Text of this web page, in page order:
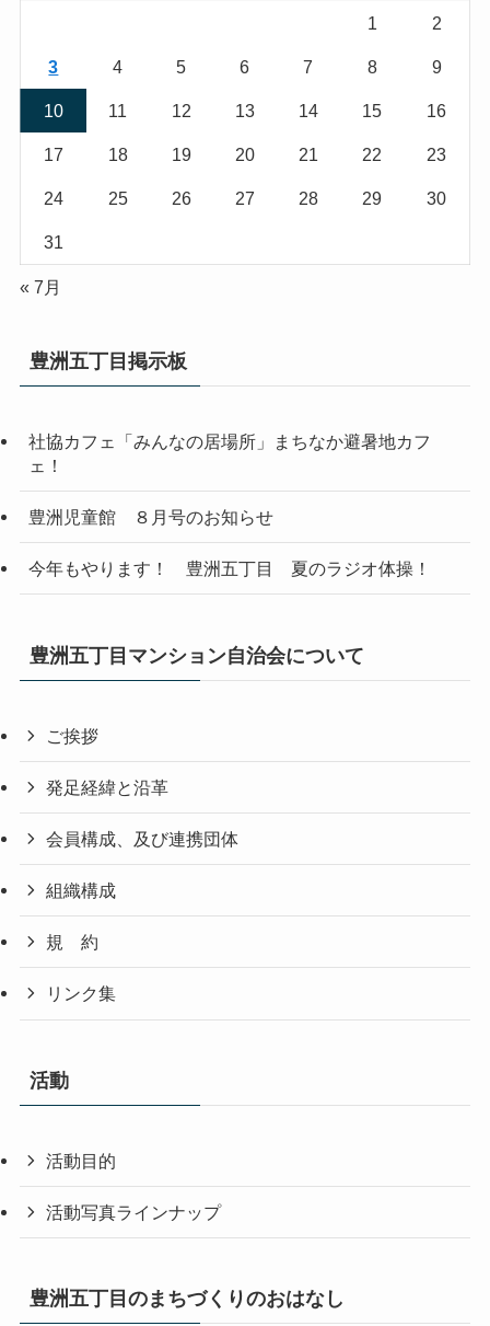
1 2
3 4 5 6 7 8 9
10 11 12 13 14 15 16
17 18 19 20 21 22 23
24 25 26 27 28 29 30
31
« 7月
豊洲五丁目掲示板
社協カフェ「みんなの居場所」まちなか避暑地カフ
ェ！
豊洲児童館 ８月号のお知らせ
今年もやります！ 豊洲五丁目 夏のラジオ体操！
豊洲五丁目マンション自治会について
ご挨拶
発足経緯と沿革
会員構成、及び連携団体
組織構成
規 約
リンク集
活動
活動目的
活動写真ラインナップ
豊洲五丁目のまちづくりのおはなし